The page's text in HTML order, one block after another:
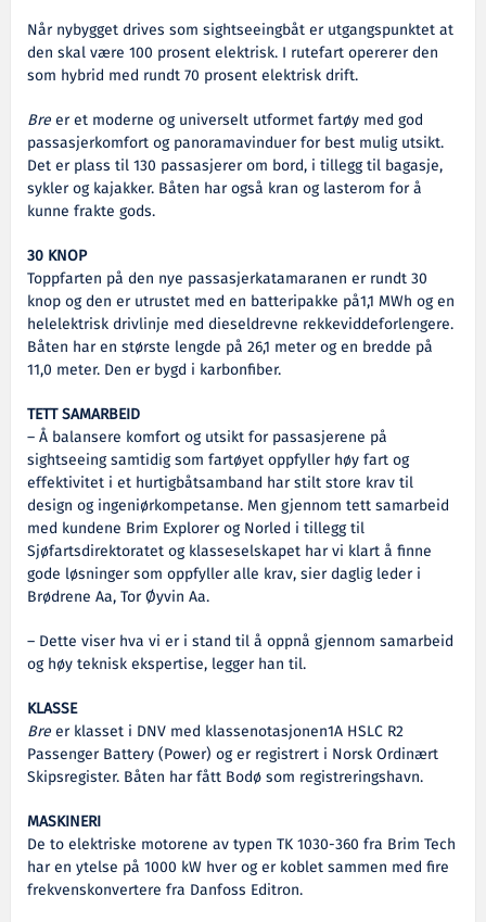
Når nybygget drives som sightseeingbåt er utgangspunktet at
den skal være 100 prosent elektrisk. I rutefart opererer den
som hybrid med rundt 70 prosent elektrisk drift.
Breer et moderne og universelt utformet fartøy med god
passasjerkomfort og panoramavinduer for best mulig utsikt.
Det er plass til 130 passasjerer om bord, i tillegg til bagasje,
sykler og kajakker. Båten har også kran og lasterom for å
kunne frakte gods.
30 KNOP
Toppfarten på den nye passasjerkatamaranen er rundt 30
knop og den er utrustet med en batteripakke på1,1 MWh og en
helelektrisk drivlinje med dieseldrevne rekkeviddeforlengere.
Båten har en største lengde på 26,1 meter og en bredde på
11,0 meter. Den er bygd i karbonfiber.
TETT SAMARBEID
– Å balansere komfort og utsikt for passasjerene på
sightseeing samtidig som fartøyet oppfyller høy fart og
effektivitet i et hurtigbåtsamband har stilt store krav til
design og ingeniørkompetanse. Men gjennom tett samarbeid
med kundene Brim Explorer og Norled i tillegg til
Sjøfartsdirektoratet og klasseselskapet har vi klart å finne
gode løsninger som oppfyller alle krav, sier daglig leder i
Brødrene Aa, Tor Øyvin Aa.
– Dette viser hva vi er i stand til å oppnå gjennom samarbeid
og høy teknisk ekspertise, legger han til.
KLASSE
Breer klasset i DNV med klassenotasjonen1A HSLC R2
Passenger Battery (Power) og er registrert i Norsk Ordinært
Skipsregister. Båten har fått Bodø som registreringshavn.
MASKINERI
De to elektriske motorene av typen TK 1030-360 fra Brim Tech
har en ytelse på 1000 kW hver og er koblet sammen med fire
frekvenskonvertere fra Danfoss Editron.